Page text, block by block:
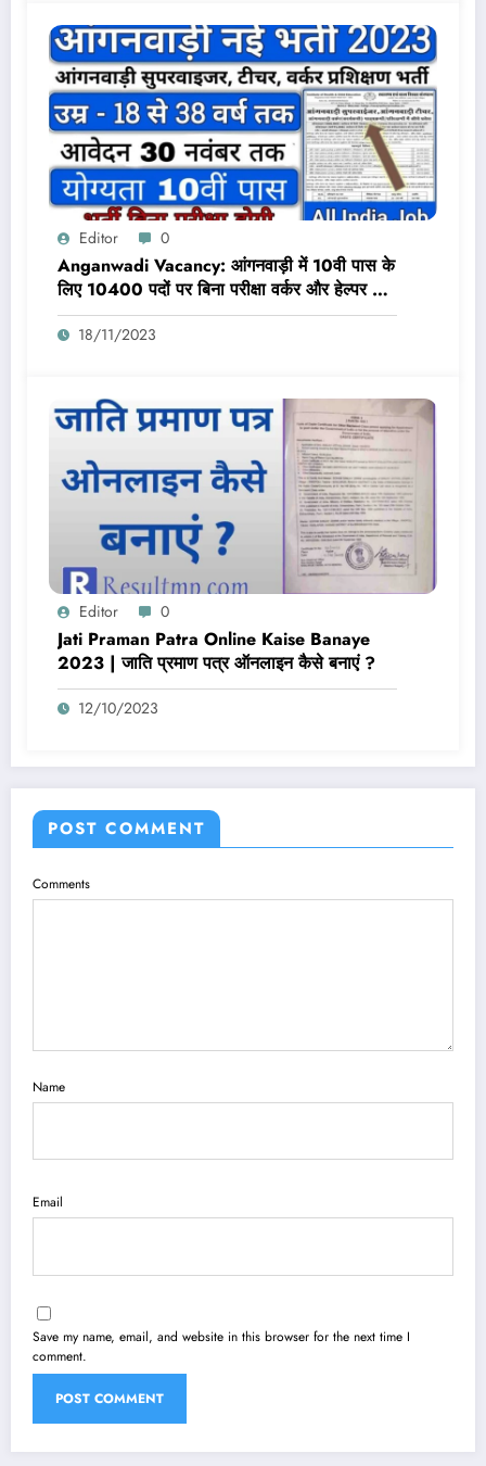
Editor 0
Anganwadi Vacancy: आंगनवाड़ी में 10वी पास के
लिए 10400 पदों पर बिना परीक्षा वर्कर और हेल्पर के
लिए भर्ती
18/11/2023
Editor 0
Jati Praman Patra Online Kaise Banaye
2023 | जाति प्रमाण पत्र ऑनलाइन कैसे बनाएं ?
12/10/2023
POST COMMENT
Comments
Name
Email
Save my name, email, and website in this browser for the next time I
comment.